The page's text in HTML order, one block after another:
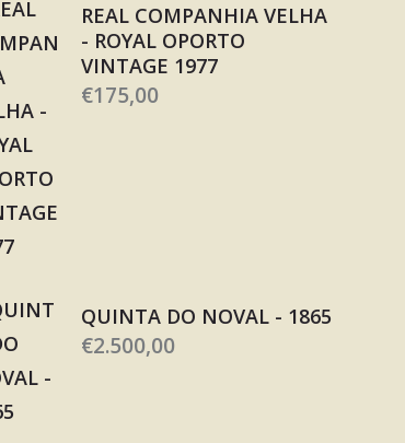
REAL COMPANHIA VELHA
- ROYAL OPORTO
VINTAGE 1977
€175,00
QUINTA DO NOVAL - 1865
€2.500,00